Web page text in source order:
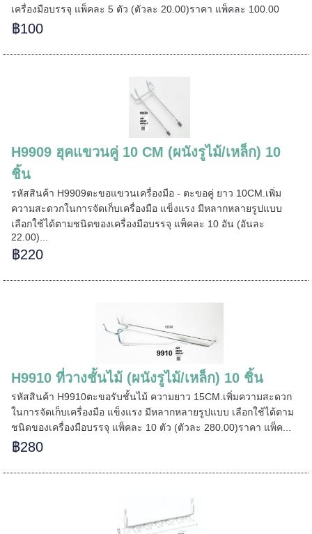
เครื่องมือบรรจุ แพ็คละ 5 ตัว (ตัวละ 20.00)ราคา แพ็คละ 100.00
฿100
H9909 ฮุคแขวนคู่ 10 CM (ผนังรูไม้/เหล็ก) 10
ชิ้น
รหัสสินค้า H9909ตะขอแขวนเครื่องมือ - ตะขอคู่ ยาว 10CM.เพิ่ม
ความสะดวกในการจัดเก็บเครื่องมือ แข็งแรง มีหลากหลายรูปแบบ
เลือกใช้ได้ตามชนิดของเครื่องมือบรรจุ แพ็คละ 10 อัน (อันละ
22.00)...
฿220
H9910 ที่วางชั้นไม้ (ผนังรูไม้/เหล็ก) 10 ชิ้น
รหัสสินค้า H9910ตะขอรับชั้นไม้ ความยาว 15CM.เพิ่มความสะดวก
ในการจัดเก็บเครื่องมือ แข็งแรง มีหลากหลายรูปแบบ เลือกใช้ได้ตาม
ชนิดของเครื่องมือบรรจุ แพ็คละ 10 ตัว (ตัวละ 280.00)ราคา แพ็ค...
฿280